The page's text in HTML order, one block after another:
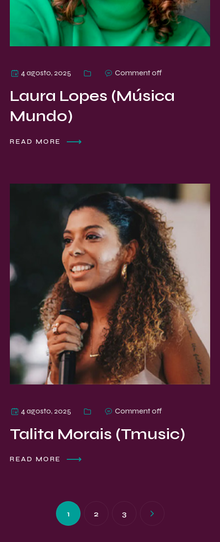
4 agosto, 2025 Comment off
Laura Lopes (Música
Mundo)
READ MORE
4 agosto, 2025 Comment off
Talita Morais (Tmusic)
READ MORE
1 2 3